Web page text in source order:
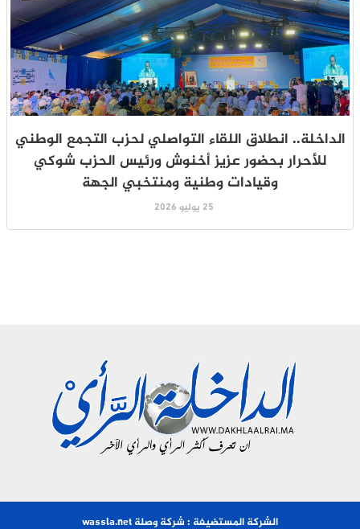
الداخلة.. انطلاق اللقاء التواصلي لحزب التجمع الوطني
للأحرار بحضور عزيز أخنوش ورئيس الحزب شوكي
وقيادات وطنية ومنتخبي الجهة
25 يوليو 2026
الشركة المستضيفة : شركة وصلة wassla.net